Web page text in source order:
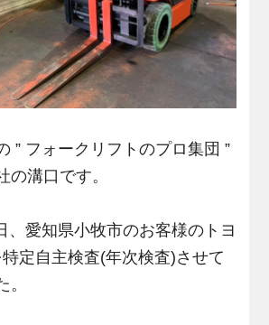
” フォークリフトのプロ集団 ”
の溝口です。
、愛知県小牧市のお客様のトヨ
定自主検査(年次検査)させて